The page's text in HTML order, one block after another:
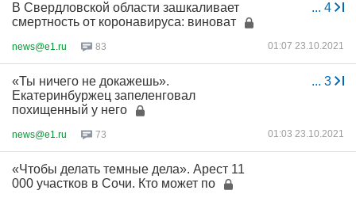
... 4
В Свердловской области зашкаливает
смертность от коронавируса: виноват
news@e1.ru 83 01:07 23.10.2021
... 3
«Ты ничего не докажешь».
Екатеринбуржец запеленговал
похищенный у него
news@e1.ru 73 01:03 23.10.2021
«Чтобы делать темные дела». Арест 11
000 участков в Сочи. Кто может по